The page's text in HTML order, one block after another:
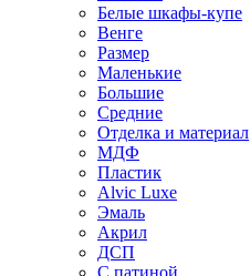
Белые шкафы-купе
Венге
Размер
Маленькие
Большие
Средние
Отделка и материал
МДФ
Пластик
Alvic Luxe
Эмаль
Акрил
ДСП
С патиной